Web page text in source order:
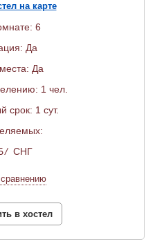
на карте
6
Да
Да
1 чел.
срок: 1 сут.
/ СНГ
в хостел